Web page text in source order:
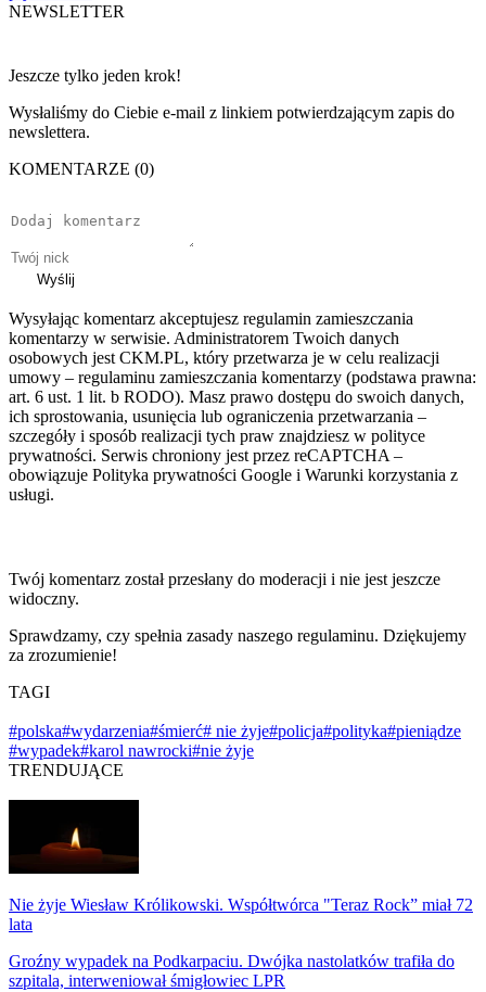
NEWSLETTER
Jeszcze tylko jeden krok!
Wysłaliśmy do Ciebie e-mail z linkiem potwierdzającym zapis do
newslettera.
KOMENTARZE (0)
Wyślij
Wysyłając komentarz akceptujesz regulamin zamieszczania
komentarzy w serwisie. Administratorem Twoich danych
osobowych jest CKM.PL, który przetwarza je w celu realizacji
umowy – regulaminu zamieszczania komentarzy (podstawa prawna:
art. 6 ust. 1 lit. b RODO). Masz prawo dostępu do swoich danych,
ich sprostowania, usunięcia lub ograniczenia przetwarzania –
szczegóły i sposób realizacji tych praw znajdziesz w polityce
prywatności. Serwis chroniony jest przez reCAPTCHA –
obowiązuje Polityka prywatności Google i Warunki korzystania z
usługi.
Twój komentarz został przesłany do moderacji i nie jest jeszcze
widoczny.
Sprawdzamy, czy spełnia zasady naszego regulaminu. Dziękujemy
za zrozumienie!
TAGI
#polska#wydarzenia#śmierć# nie żyje#policja#polityka#pieniądze
#wypadek#karol nawrocki#nie żyje
TRENDUJĄCE
Nie żyje Wiesław Królikowski. Współtwórca "Teraz Rock” miał 72
lata
Groźny wypadek na Podkarpaciu. Dwójka nastolatków trafiła do
szpitala, interweniował śmigłowiec LPR